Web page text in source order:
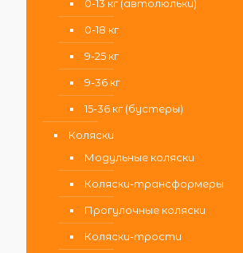
0-13 кг (автолюльки)
0-18 кг
9-25 кг
9-36 кг
15-36 кг (бустеры)
Коляски
Модульные коляски
Коляски-трансформеры
Прогулочные коляски
Коляски-трости